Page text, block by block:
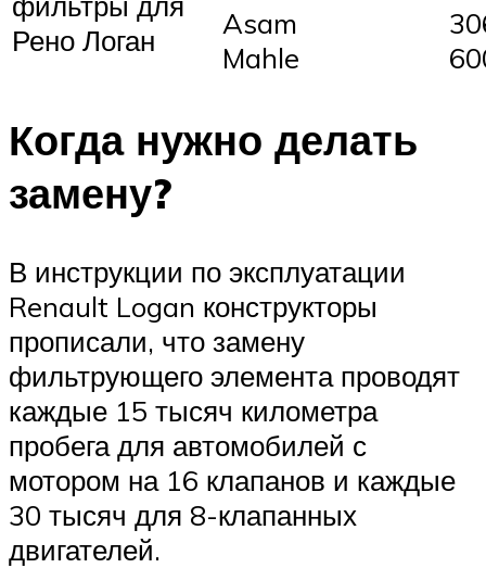
Рено Логан
Asam
Mahle
Когда нужно делать
замену?
В инструкции по эксплуатации
Renault Logan конструкторы
прописали, что замену
фильтрующего элемента проводят
каждые 15 тысяч километра
пробега для автомобилей с
мотором на 16 клапанов и каждые
30 тысяч для 8-клапанных
двигателей.